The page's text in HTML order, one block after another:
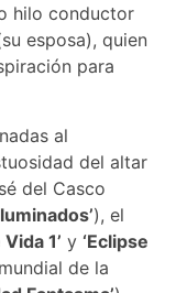
hilo conductor
esposa), quien
para
al
del altar
del Casco
), el
1’ y ‘Eclipse
de la